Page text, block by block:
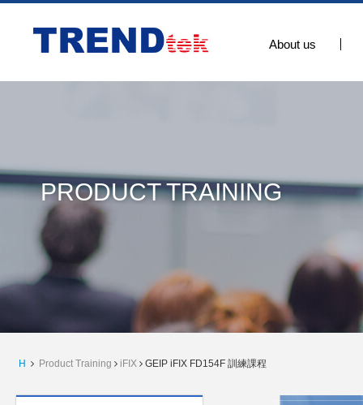
About us
PRODUCT TRAINING
H Product Training iFIX GEIP iFIX FD154F 訓練課程